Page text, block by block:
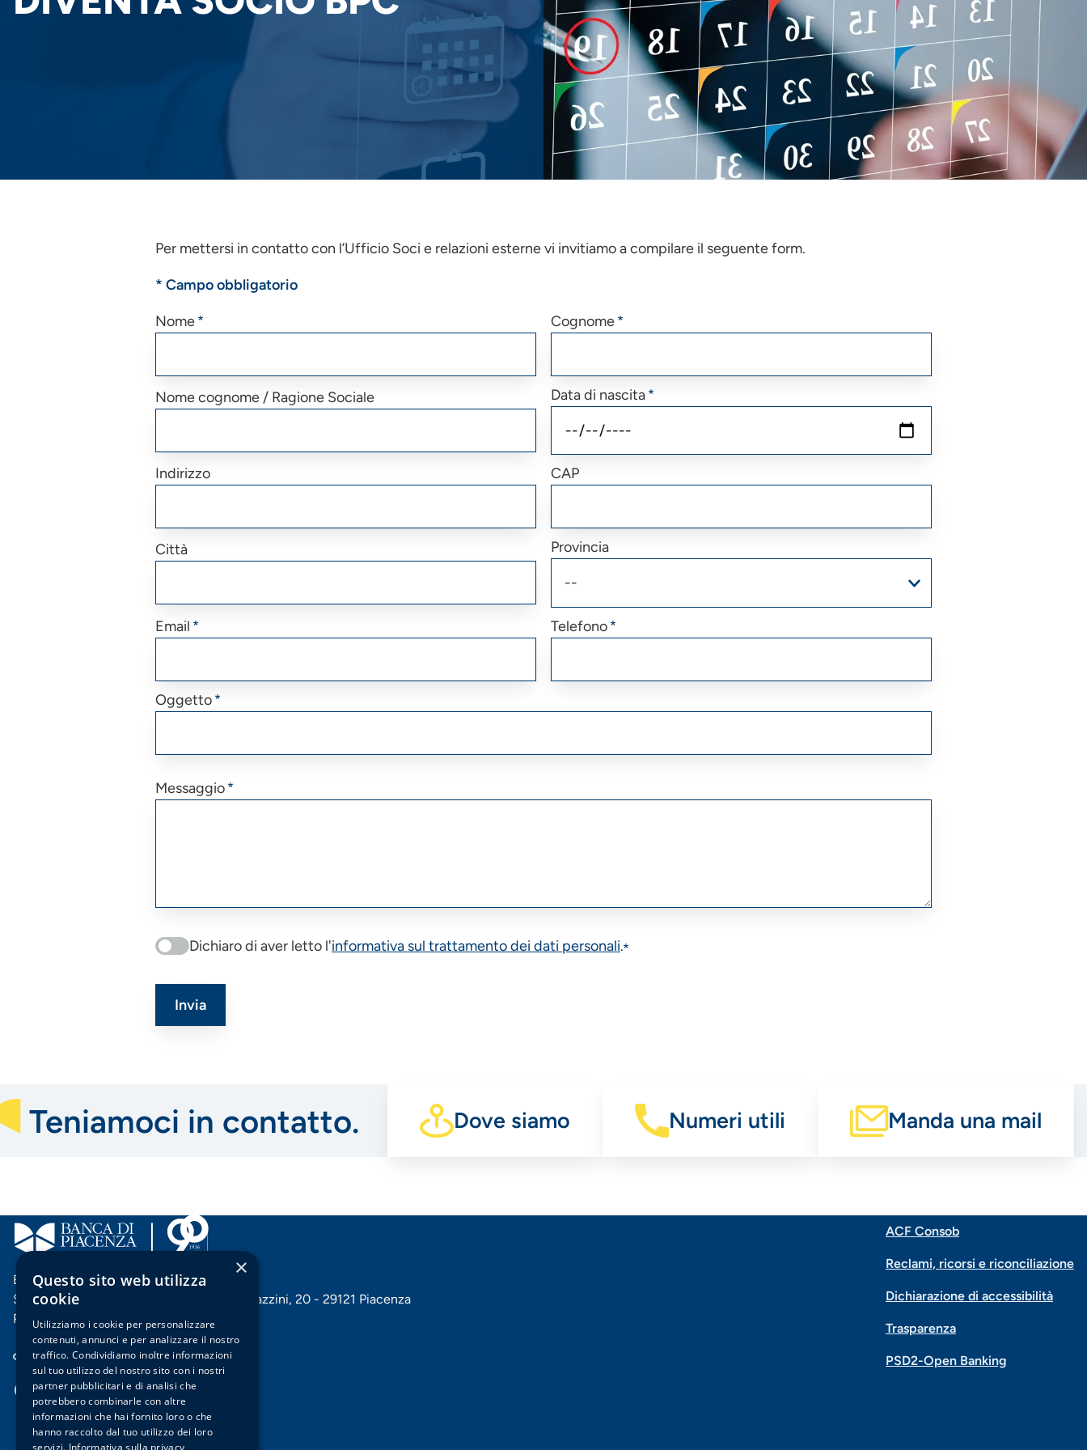
Per mettersi in contatto con l’Ufficio Soci e relazioni esterne vi invitiamo a compilare il seguente form.
* Campo obbligatorio
Nome Cognome
Nome cognome / Ragione Sociale Data di nascita
Indirizzo CAP
Città Provincia
Email Telefono
Oggetto
Messaggio
Dichiaro di aver letto l'informativa sul trattamento dei dati personali.
Teniamoci in contatto. Dove siamo Numeri utili Manda una mail
Banca di Piacenza soc. coop. per azioni
Sede centrale e Direzione generale: Via Mazzini, 20 - 29121 Piacenza
P. IVA 00144060332
Cerca filiale
Menu
Facebook
Instagram
X Vimeo
Menu
di
navigazione
ACF Consob
Reclami, ricorsi e riconciliazione
Dichiarazione di accessibilità
Trasparenza
PSD2-Open Banking
×
Questo sito web utilizza
cookie
Utilizziamo i cookie per personalizzare
contenuti, annunci e per analizzare il nostro
traffico. Condividiamo inoltre informazioni
sul tuo utilizzo del nostro sito con i nostri
partner pubblicitari e di analisi che
potrebbero combinarle con altre
informazioni che hai fornito loro o che
hanno raccolto dal tuo utilizzo dei loro
servizi. Informativa sulla privacy